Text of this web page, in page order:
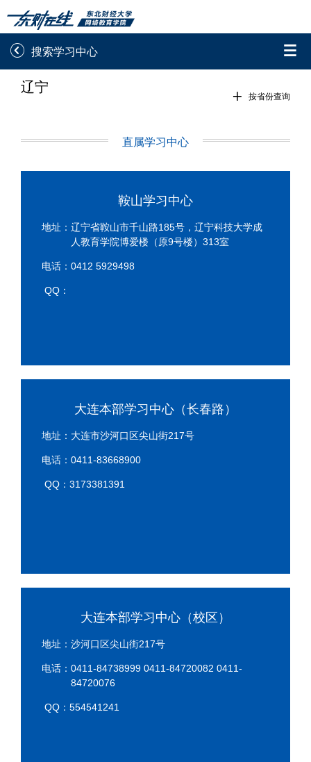

 搜索学习中心
录取通知书查询
信息确认及测试
辽宁
 按省份查询
直属学习中心
鞍山学习中心
地址：辽宁省鞍山市千山路185号，辽宁科技大学成
人教育学院博爱楼（原9号楼）313室
电话：0412 5929498
QQ：
大连本部学习中心（长春路）
地址：大连市沙河口区尖山街217号
电话：0411-83668900
QQ：3173381391
大连本部学习中心（校区）
地址：沙河口区尖山街217号
电话：0411-84738999 0411-84720082 0411-
84720076
QQ：554541241